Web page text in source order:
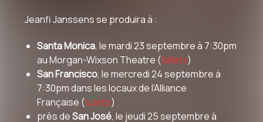
Jeanfi Janssens se produira à :
Santa Monica, le mardi 23 septembre à 7:30pm
au Morgan-Wixson Theatre (billets)
San Francisco, le mercredi 24 septembre à
7:30pm dans les locaux de l’Alliance
Française (billets)
près deSan José, le jeudi 25 septembre à